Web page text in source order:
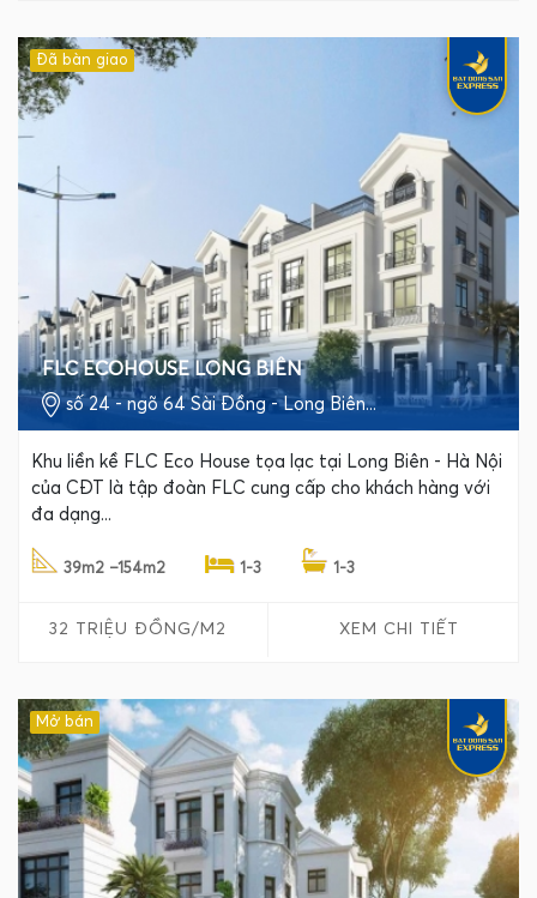
Đã bàn giao
FLC ECOHOUSE LONG BIÊN
số 24 - ngõ 64 Sài Đồng - Long Biên...
Khu liền kề FLC Eco House tọa lạc tại Long Biên - Hà Nội
của CĐT là tập đoàn FLC cung cấp cho khách hàng với
đa dạng...
39m2 –154m2 1-3 1-3
32 TRIỆU ĐỒNG/M2 XEM CHI TIẾT
Mở bán